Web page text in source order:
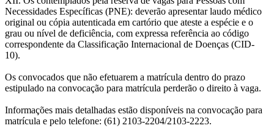
Necessidades Específicas (PNE): deverão apresentar laudo médico
original ou cópia autenticada em cartório que ateste a espécie e o
grau ou nível de deficiência, com expressa referência ao código
correspondente da Classificação Internacional de Doenças (CID-
10).
Os convocados que não efetuarem a matrícula dentro do prazo
estipulado na convocação para matrícula perderão o direito à vaga.
Informações mais detalhadas estão disponíveis na convocação para
matrícula e pelo telefone: (61) 2103-2204/2103-2223.